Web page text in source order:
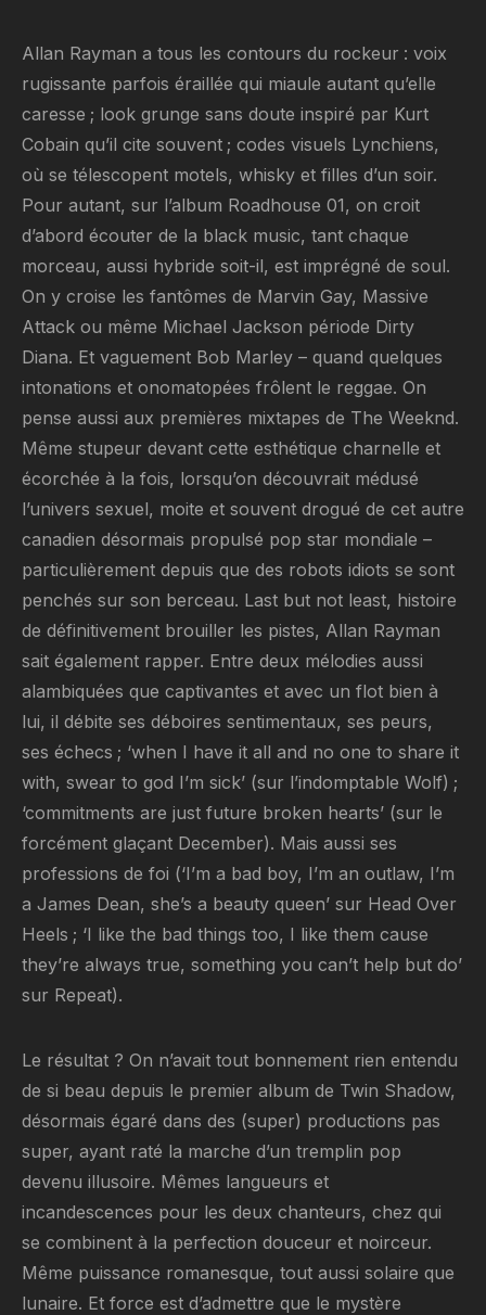
Allan Rayman a tous les contours du rockeur : voix
rugissante parfois éraillée qui miaule autant qu’elle
caresse ; look grunge sans doute inspiré par Kurt
Cobain qu’il cite souvent ; codes visuels Lynchiens,
où se télescopent motels, whisky et filles d’un soir.
Pour autant, sur l’album Roadhouse 01, on croit
d’abord écouter de la black music, tant chaque
morceau, aussi hybride soit-il, est imprégné de soul.
On y croise les fantômes de Marvin Gay, Massive
Attack ou même Michael Jackson période Dirty
Diana. Et vaguement Bob Marley – quand quelques
intonations et onomatopées frôlent le reggae. On
pense aussi aux premières mixtapes de The Weeknd.
Même stupeur devant cette esthétique charnelle et
écorchée à la fois, lorsqu’on découvrait médusé
l’univers sexuel, moite et souvent drogué de cet autre
canadien désormais propulsé pop star mondiale –
particulièrement depuis que des robots idiots se sont
penchés sur son berceau. Last but not least, histoire
de définitivement brouiller les pistes, Allan Rayman
sait également rapper. Entre deux mélodies aussi
alambiquées que captivantes et avec un flot bien à
lui, il débite ses déboires sentimentaux, ses peurs,
ses échecs ; ‘when I have it all and no one to share it
with, swear to god I’m sick’ (sur l’indomptable Wolf) ;
‘commitments are just future broken hearts’ (sur le
forcément glaçant December). Mais aussi ses
professions de foi (‘I’m a bad boy, I’m an outlaw, I’m
a James Dean, she’s a beauty queen’ sur Head Over
Heels ; ‘I like the bad things too, I like them cause
they’re always true, something you can’t help but do’
sur Repeat).
Le résultat ? On n’avait tout bonnement rien entendu
de si beau depuis le premier album de Twin Shadow,
désormais égaré dans des (super) productions pas
super, ayant raté la marche d’un tremplin pop
devenu illusoire. Mêmes langueurs et
incandescences pour les deux chanteurs, chez qui
se combinent à la perfection douceur et noirceur.
Même puissance romanesque, tout aussi solaire que
lunaire. Et force est d’admettre que le mystère